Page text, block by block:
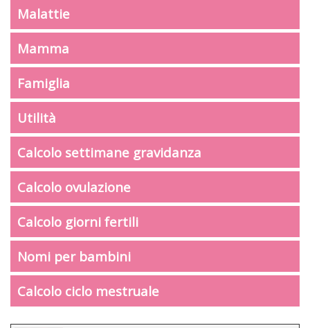
Malattie
Mamma
Famiglia
Utilità
Calcolo settimane gravidanza
Calcolo ovulazione
Calcolo giorni fertili
Nomi per bambini
Calcolo ciclo mestruale